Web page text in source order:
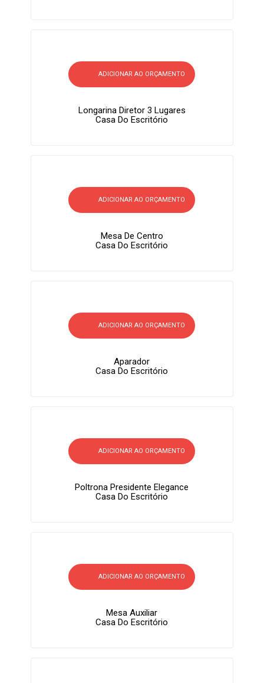
ADICIONAR AO ORÇAMENTO
Longarina Diretor 3 Lugares
Casa Do Escritório
ADICIONAR AO ORÇAMENTO
Mesa De Centro
Casa Do Escritório
ADICIONAR AO ORÇAMENTO
Aparador
Casa Do Escritório
ADICIONAR AO ORÇAMENTO
Poltrona Presidente Elegance
Casa Do Escritório
ADICIONAR AO ORÇAMENTO
Mesa Auxiliar
Casa Do Escritório